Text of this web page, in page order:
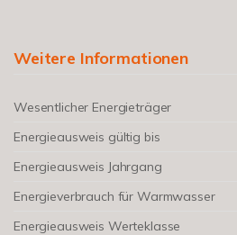
Weitere Informationen
Wesentlicher Energieträger
Energieausweis gültig bis
Energieausweis Jahrgang
Energieverbrauch für Warmwasser
Energieausweis Werteklasse